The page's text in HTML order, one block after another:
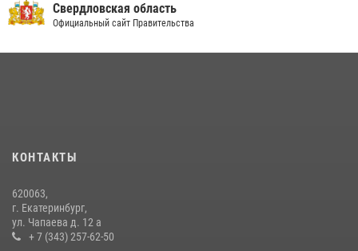
Свердловская область
Официальный сайт Правительства
КОНТАКТЫ
620063,
г. Екатеринбург,
ул. Чапаева д. 12 а
+ 7 (343) 257-62-50